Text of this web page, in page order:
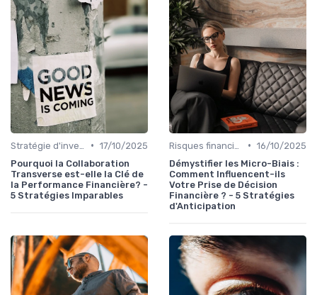
• 17/10/2025
Pourquoi la Collaboration
Transverse est-elle la Clé de
la Performance Financière? -
5 Stratégies Imparables
• 16/10/2025
Démystifier les Micro-Biais :
Comment Influencent-ils
Votre Prise de Décision
Financière ? - 5 Stratégies
d'Anticipation